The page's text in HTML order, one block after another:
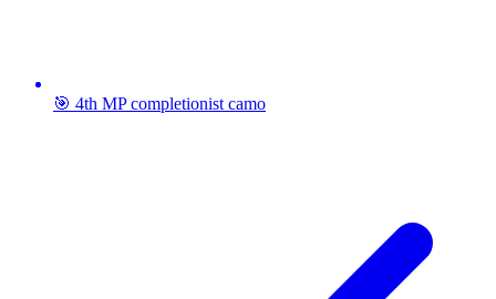
🎯 4th MP completionist camo